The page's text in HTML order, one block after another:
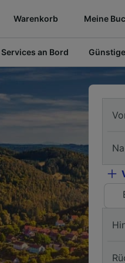
Warenkorb Meine
Services an Bord